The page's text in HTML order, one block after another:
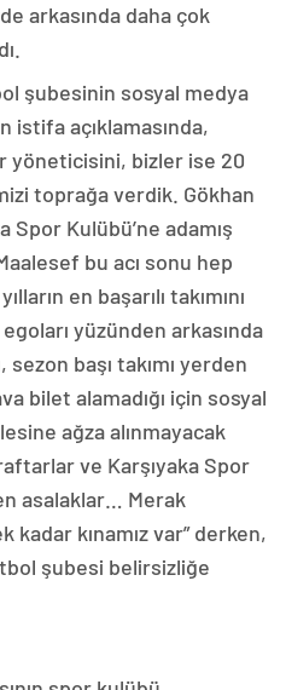
arkasında daha çok
şubesinin sosyal medya
istifa açıklamasında,
yöneticisini, bizler ise 20
toprağa verdik. Gökhan
Spor Kulübü’ne adamış
bu acı sonu hep
en başarılı takımını
yüzünden arkasında
başı takımı yerden
bilet alamadığı için sosyal
ağza alınmayacak
ve Karşıyaka Spor
asalaklar… Merak
kınamız var” derken,
şubesi belirsizliğe